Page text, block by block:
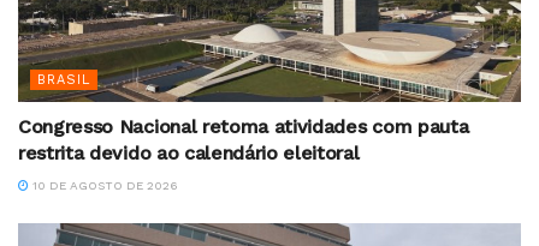
BRASIL
Congresso Nacional retoma atividades com pauta
restrita devido ao calendário eleitoral
10 DE AGOSTO DE 2026